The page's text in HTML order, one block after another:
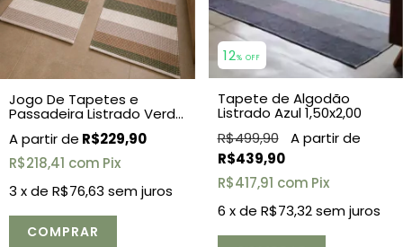
Jogo De Tapetes e
Passadeira Listrado Verde
R$229,90
R$218,41 com Pix
3 x de R$76,63 sem juros
12% OFF
Tapete de Algodão
Listrado Azul 1,50x2,00
R$499,90
R$439,90
R$417,91 com Pix
6 x de R$73,32 sem juros